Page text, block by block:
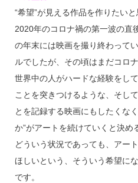
“希望”が見える作品を作りたいと
2020年のコロナ禍の第一波の直
の年末には映画を撮り終わって
ルでしたが、その頃はまだコロ
世界中の人がハードな経験をし
ことを突きつけるような、そし
とを記録する映画にもしたくな
か”がアートを続けていくと決め
どういう状況であっても、アー
ほしいという、そういう希望に
です。